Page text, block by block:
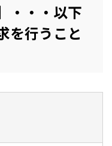
・・・以下
を行うこと